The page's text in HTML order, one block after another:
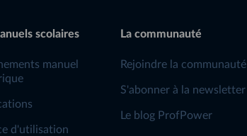
scolaires
manuel
d'utilisation
La communauté
Rejoindre la communauté
S'abonner à la newsletter
Le blog ProfPower